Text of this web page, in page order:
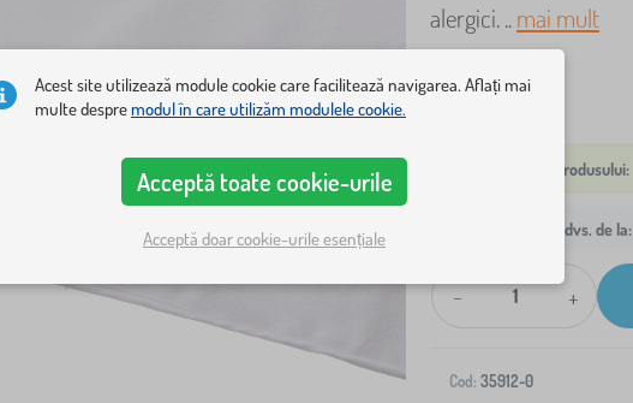
alergici. ..mai mult
Livrare la adresa dvs. de la:
- +
Cod: 35912-0
Acest site utilizează module cookie care facilitează navigarea. Aflați mai
multe despremodul în care utilizăm modulele cookie.
Acceptă toate cookie-urile
Acceptă doar cookie-urile esențiale